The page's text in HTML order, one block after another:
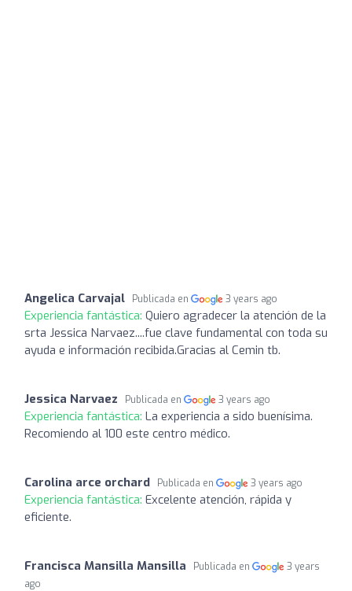
Angelica Carvajal Publicada en 3 years ago
Experiencia fantástica: Quiero agradecer la atención de la
srta Jessica Narvaez....fue clave fundamental con toda su
ayuda e información recibida.Gracias al Cemin tb.
Jessica Narvaez Publicada en 3 years ago
Experiencia fantástica: La experiencia a sido buenísima.
Recomiendo al 100 este centro médico.
Carolina arce orchard Publicada en 3 years ago
Experiencia fantástica: Excelente atención, rápida y
eficiente.
Francisca Mansilla Mansilla Publicada en
3 years
ago